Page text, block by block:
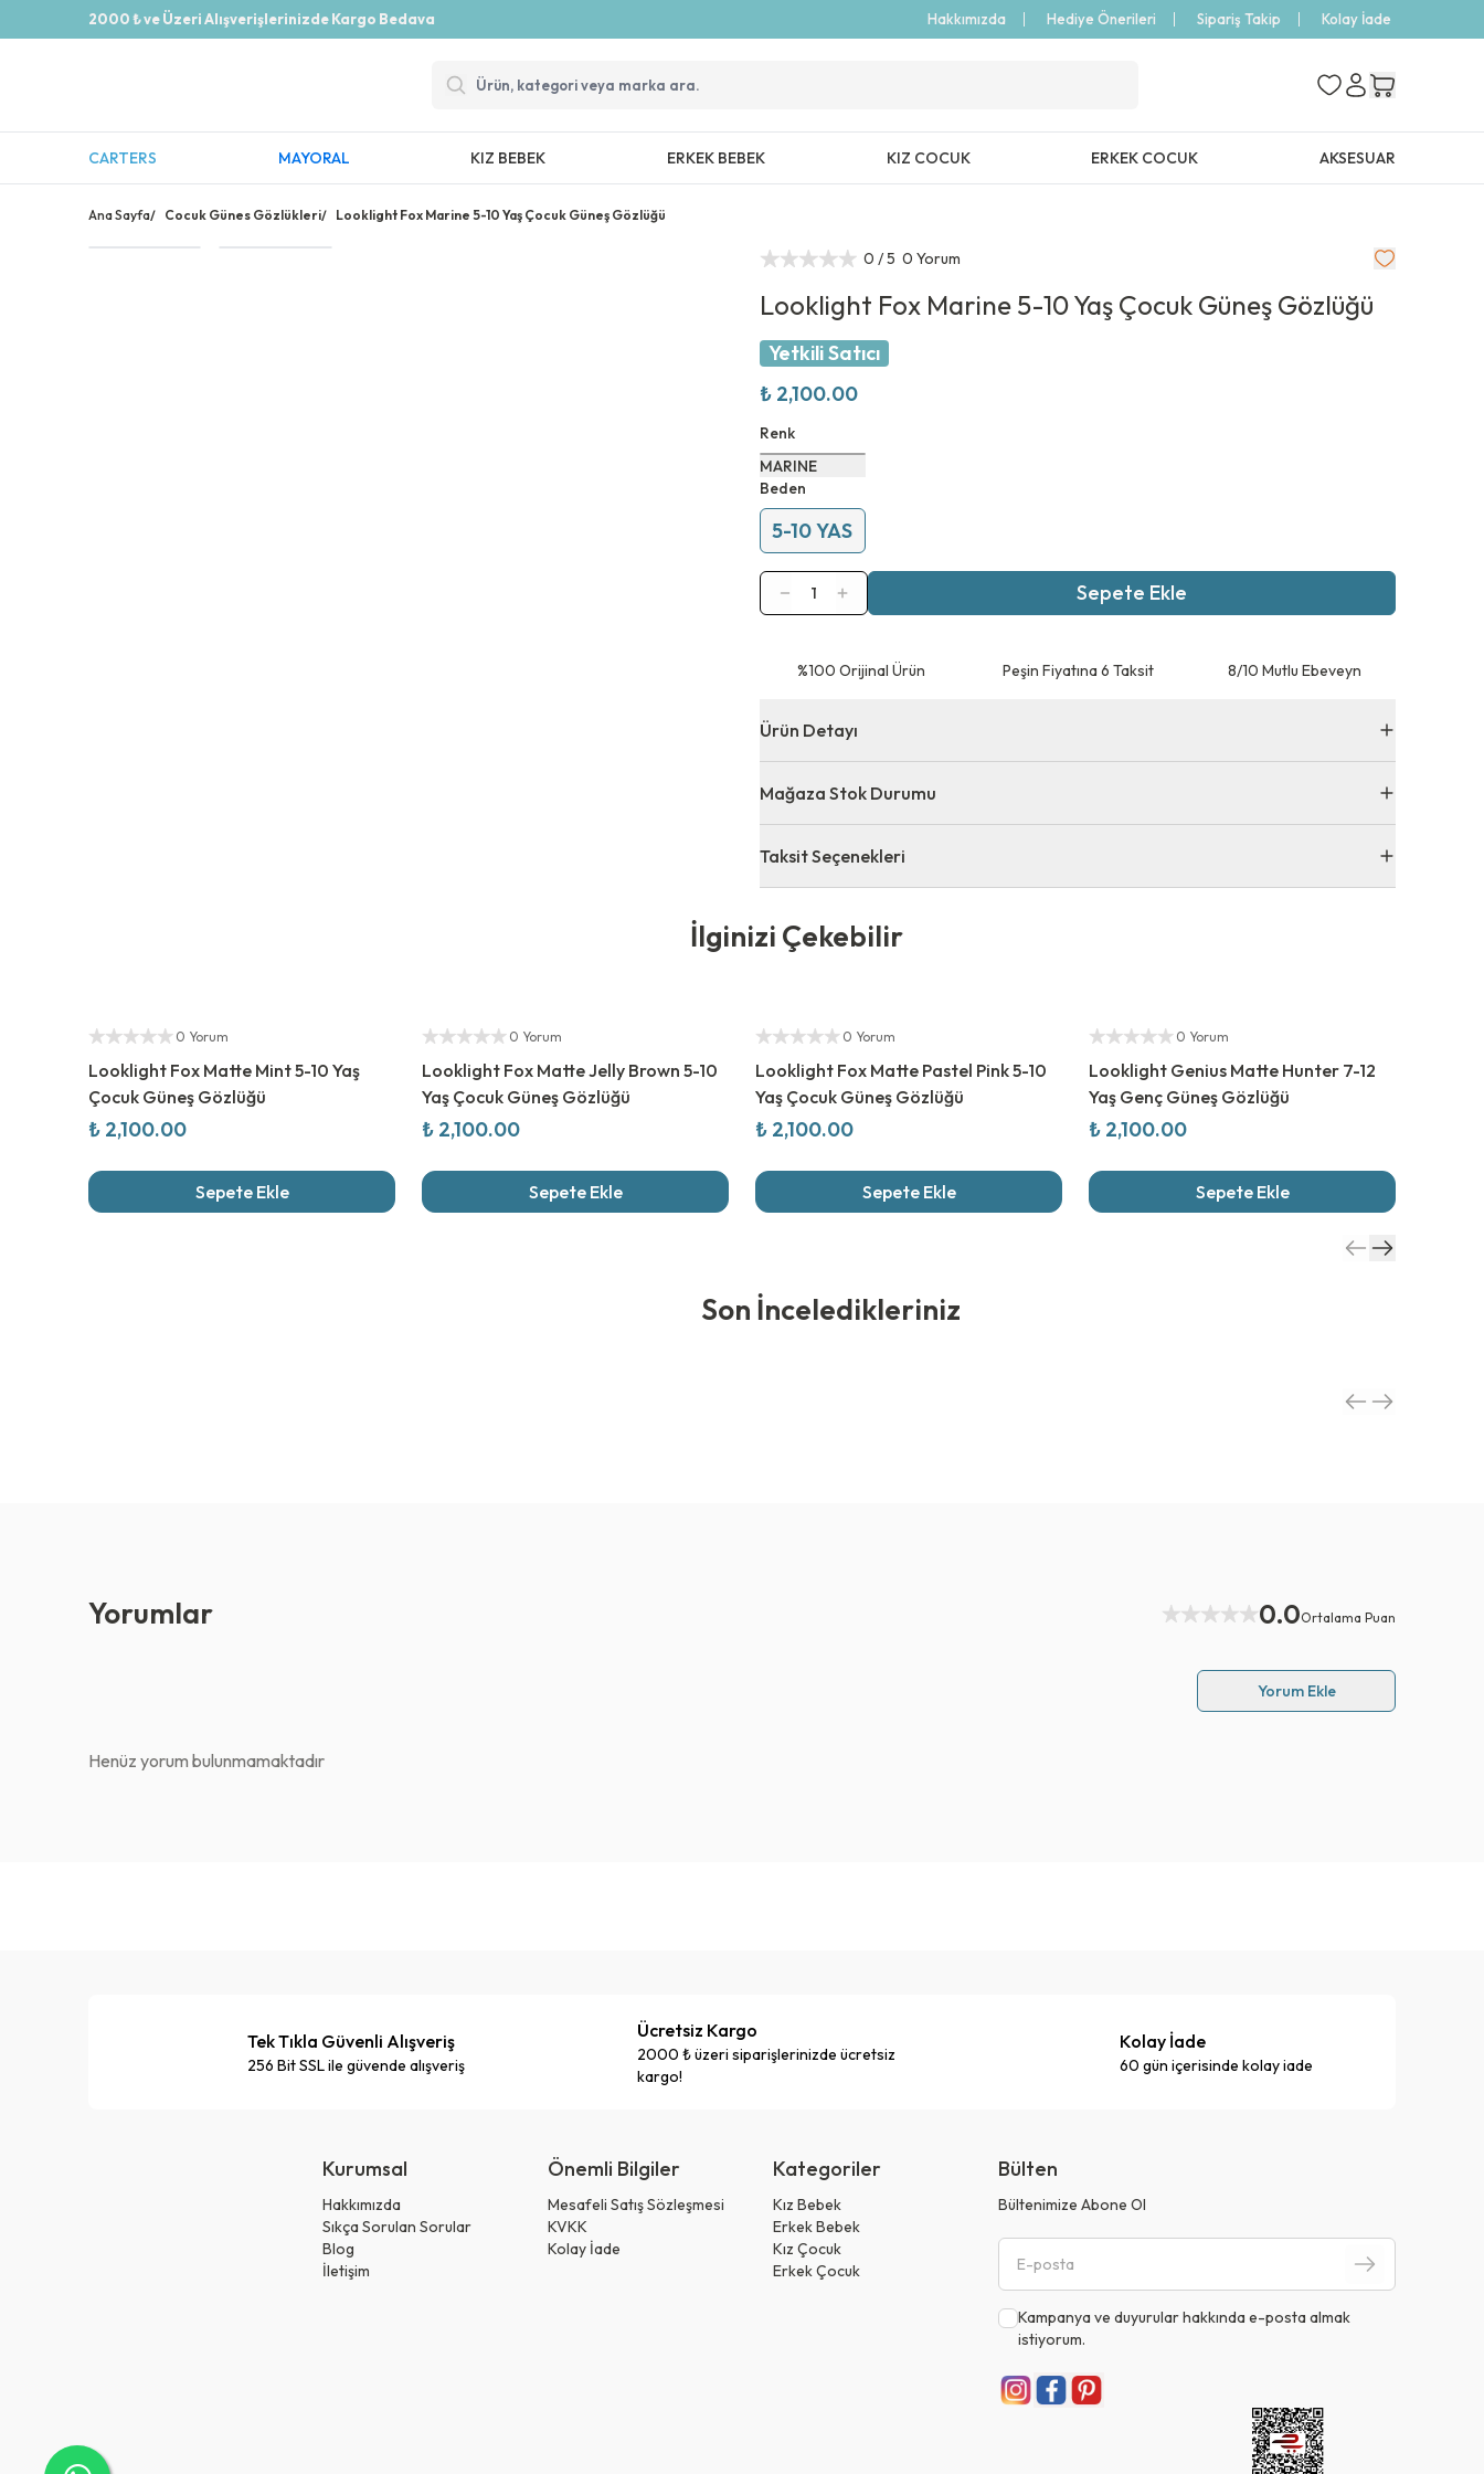
2000 ₺ ve Üzeri Alışverişlerinizde Kargo Bedava Hakkımızda Hediye Önerileri Sipariş Takip Kolay İade
CARTERS MAYORAL KIZ BEBEK ERKEK BEBEK KIZ COCUK ERKEK COCUK AKSESUAR
Ana Sayfa/ Cocuk Günes Gözlükleri/ Looklight Fox Marine 5-10 Yaş Çocuk Güneş Gözlüğü
0 / 5 0 Yorum
Looklight Fox Marine 5-10 Yaş Çocuk Güneş Gözlüğü
Yetkili Satıcı
₺ 2,100.00
Renk
MARINE
Beden
5-10 YAS
1 Sepete Ekle
⁠%100 Orijinal Ürün Peşin Fiyatına 6 Taksit 8/10 Mutlu Ebeveyn
Ürün Detayı
Mağaza Stok Durumu
Taksit Seçenekleri
İlginizi Çekebilir
0 Yorum
Looklight Fox Matte Mint 5-10 Yaş
Çocuk Güneş Gözlüğü
₺ 2,100.00
Sepete Ekle
0 Yorum
Looklight Fox Matte Jelly Brown 5-10
Yaş Çocuk Güneş Gözlüğü
₺ 2,100.00
Sepete Ekle
0 Yorum
Looklight Fox Matte Pastel Pink 5-10
Yaş Çocuk Güneş Gözlüğü
₺ 2,100.00
Sepete Ekle
0 Yorum
Looklight Genius Matte Hunter 7-12
Yaş Genç Güneş Gözlüğü
₺ 2,100.00
Sepete Ekle
Son İnceledikleriniz
Yorumlar 0.0Ortalama Puan
Yorum Ekle
Henüz yorum bulunmamaktadır
Tek Tıkla Güvenli Alışveriş
256 Bit SSL ile güvende alışveriş
Ücretsiz Kargo
2000 ₺ üzeri siparişlerinizde ücretsiz
kargo!
Kolay İade
60 gün içerisinde kolay iade
Kurumsal
Hakkımızda
Sıkça Sorulan Sorular
Blog
İletişim
Önemli Bilgiler
Mesafeli Satış Sözleşmesi
KVKK
Kolay İade
Kategoriler
Kız Bebek
Erkek Bebek
Kız Çocuk
Erkek Çocuk
Bülten
Bültenimize Abone Ol
Kampanya ve duyurular hakkında e-posta almak
istiyorum.